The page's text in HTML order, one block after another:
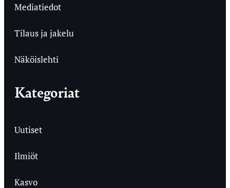
Mediatiedot
Tilaus ja jakelu
Näköislehti
Kategoriat
Uutiset
Ilmiöt
Kasvo